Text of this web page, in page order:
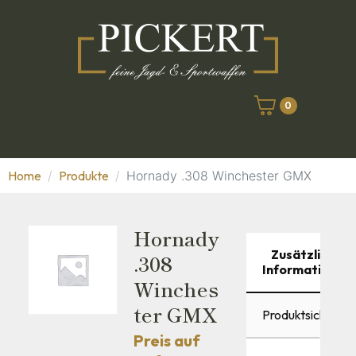
0
Home Produkte Hornady .308 Winchester GMX
Hornady
.308
Winches
Ter GMX
Preis auf
Zusätzliche
Informationen